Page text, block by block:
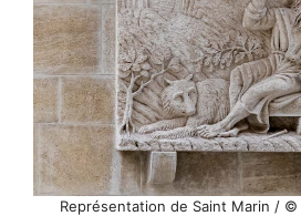
Représentation de Saint Marin / ©